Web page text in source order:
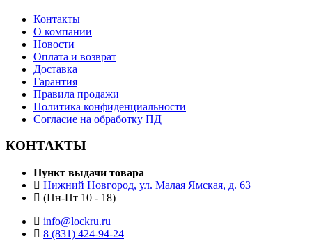
Контакты
О компании
Новости
Оплата и возврат
Доставка
Гарантия
Правила продажи
Политика конфиденциальности
Согласие на обработку ПД
КОНТАКТЫ
Пункт выдачи товара
Нижний Новгород, ул. Малая Ямская, д. 63
(Пн-Пт 10 - 18)
info@lockru.ru
8 (831) 424-94-24